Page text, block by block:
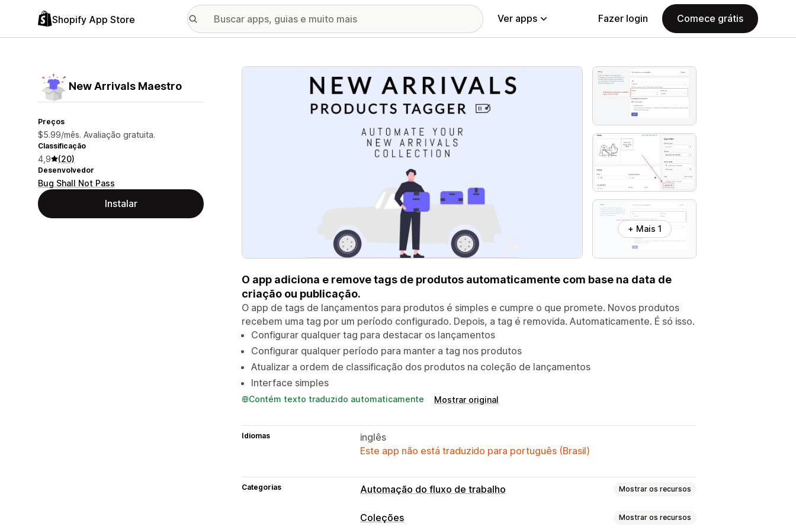
Shopify App Store Ver apps Fazer login Comece grátis
New Arrivals Maestro
Preços
$5.99/mês. Avaliação gratuita.
Classificação
4,9 (20)
Desenvolvedor
Bug Shall Not Pass
Instalar
Galeria de imagens em destaque
+ Mais 1
O app adiciona e remove tags de produtos automaticamente com base na data de
criação ou publicação.
O app de tags de lançamentos para produtos é simples e cumpre o que promete. Novos produtos
recebem uma tag por um período configurado. Depois, a tag é removida. Automaticamente. É só isso.
Configurar qualquer tag para destacar os lançamentos
Configurar qualquer período para manter a tag nos produtos
Atualizar a ordem de classificação dos produtos na coleção de lançamentos
Interface simples
Contém texto traduzido automaticamente Mostrar original
Idiomas
inglês
Este app não está traduzido para português (Brasil)
Categorias Automação do fluxo de trabalho Mostrar os recursos
Tarefas de automação
Coleções Mostrar os recursos